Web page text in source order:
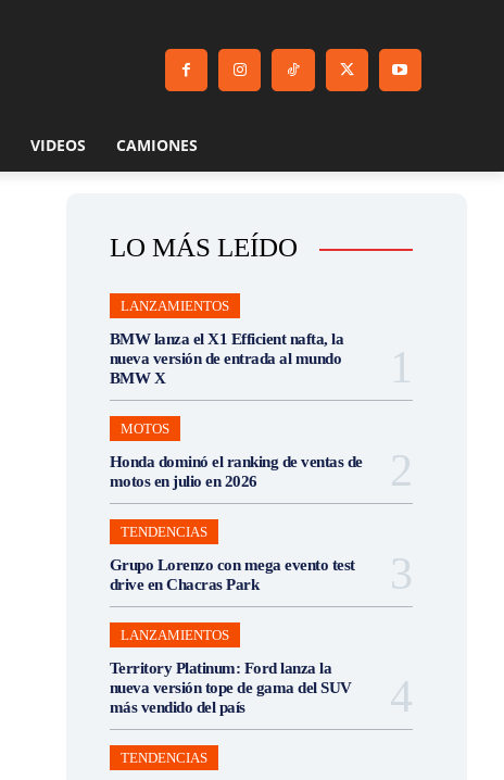
VIDEOS CAMIONES
LO MÁS LEÍDO
LANZAMIENTOS
BMW lanza el X1 Efficient nafta, la
nueva versión de entrada al mundo
BMW X
MOTOS
Honda dominó el ranking de ventas de
motos en julio en 2026
TENDENCIAS
Grupo Lorenzo con mega evento test
drive en Chacras Park
LANZAMIENTOS
Territory Platinum: Ford lanza la
nueva versión tope de gama del SUV
más vendido del país
TENDENCIAS